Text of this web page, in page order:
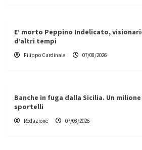
E’ morto Peppino Indelicato,
d’altri tempi
Filippo Cardinale 07/08/2026
Banche in fuga dalla Sicilia. Un
sportelli
Redazione 07/08/2026